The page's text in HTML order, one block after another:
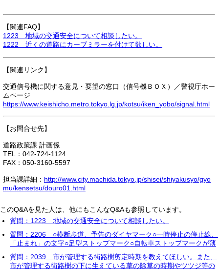
【関連FAQ】
1223 地域の交通安全について相談したい。
1222 近くの道路にカーブミラーを付けて欲しい。
【関連リンク】
交通信号機に関する意見・要望の窓口（信号機ＢＯＸ）／警視庁ホー
ムページ
https://www.keishicho.metro.tokyo.lg.jp/kotsu/iken_yobo/signal.html
【お問合せ先】
道路政策課 計画係
TEL：042-724-1124
FAX：050-3160-5597
担当課詳細： http://www.city.machida.tokyo.jp/shisei/shiyakusyo/gyo
mu/kensetsu/douro01.html
このQ&Aを見た人は、他にもこんなQ&Aも参照しています。
質問：1223 地域の交通安全について相談したい。
質問：2206 ○横断歩道、予告のダイヤマーク○一時停止の停止線、
「止まれ」の文字○足型ストップマーク○自転車ストップマークが薄
質問：2039 市が管理する街路樹剪定時期を教えてほしい。また、
市が管理する街路樹の下に生えている草の除草の時期やツツジ等の